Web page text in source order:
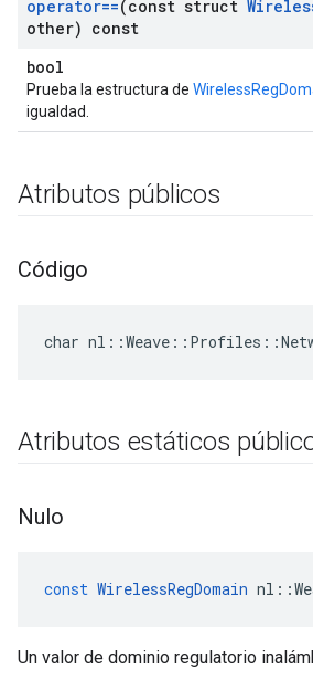
operator==(const struct
other) const
bool
Prueba la estructura de
igualdad.
Atributos públicos
Código
char
Atributos estáticos
Nulo
const WirelessRegDomain nl ::
Un valor de dominio regulatorio